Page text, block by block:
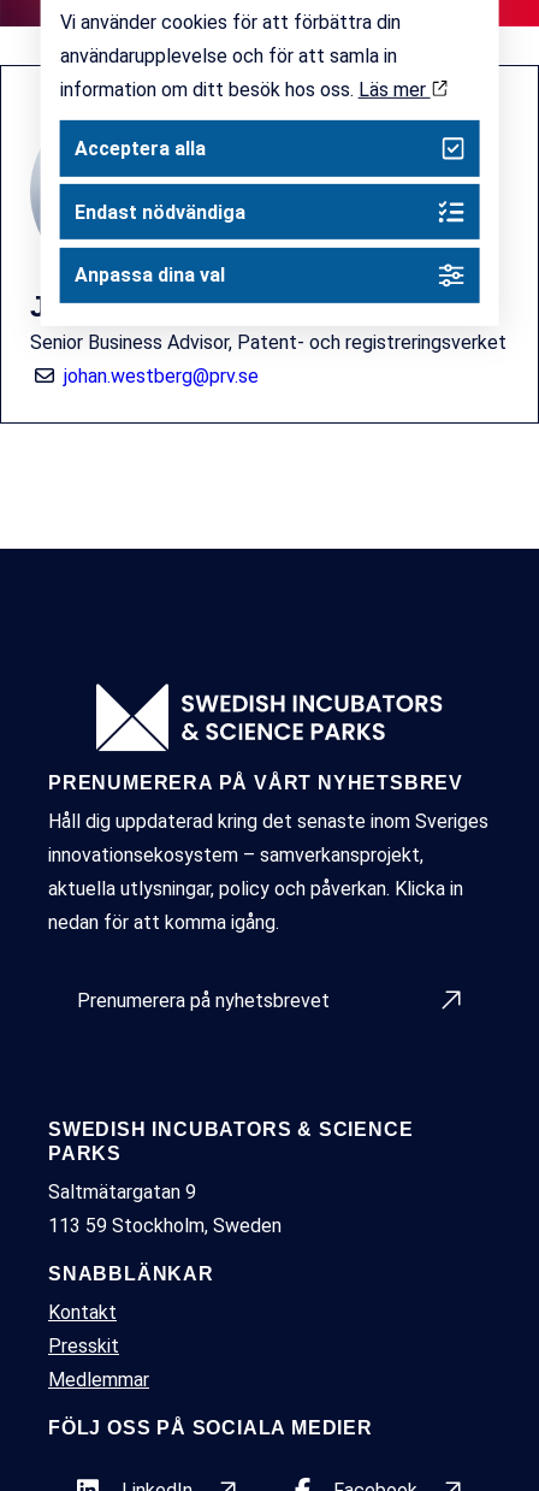
Johan Westberg
Senior Business Advisor, Patent- och registreringsverket
johan.westberg@prv.se
PRENUMERERA PÅ VÅRT NYHETSBREV
Håll dig uppdaterad kring det senaste inom Sveriges
innovationsekosystem – samverkansprojekt,
aktuella utlysningar, policy och påverkan. Klicka in
nedan för att komma igång.
Prenumerera på nyhetsbrevet
SWEDISH INCUBATORS & SCIENCE
PARKS
Saltmätargatan 9
113 59 Stockholm, Sweden
SNABBLÄNKAR
Kontakt
Presskit
Medlemmar
FÖLJ OSS PÅ SOCIALA MEDIER
Vi använder cookies för att förbättra din
användarupplevelse och för att samla in
information om ditt besök hos oss. Läs mer
Acceptera alla
Endast nödvändiga
Anpassa dina val